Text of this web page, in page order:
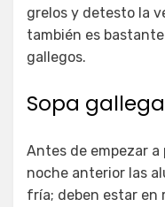
grelos y detesto la
también es
gallegos.
Sopa
Antes de empezar a
noche anterior las
fría; deben estar en